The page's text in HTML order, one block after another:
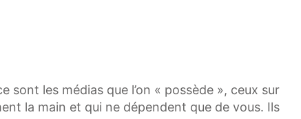
sont les médias que l’on « possède », ceux sur
la main et qui ne dépendent que de vous. Ils